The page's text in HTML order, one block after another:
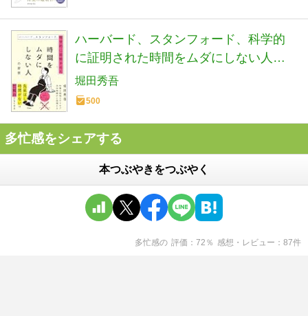
ハーバード、スタンフォード、科学的
に証明された時間をムダにしない人の
習慣
堀田秀吾
500
多忙感をシェアする
本つぶやきをつぶやく
多忙感の 評価 72 ％ 感想・レビュー 87件